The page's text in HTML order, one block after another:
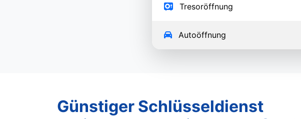
Tresoröffnung
Autoöffnung
Günstiger Schlüsseldienst